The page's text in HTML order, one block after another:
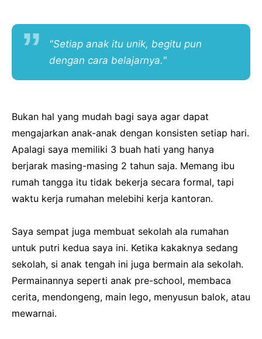
"Setiap anak itu unik, begitu pun
dengan cara belajarnya."
Bukan hal yang mudah bagi saya agar dapat
mengajarkan anak-anak dengan konsisten setiap hari.
Apalagi saya memiliki 3 buah hati yang hanya
berjarak masing-masing 2 tahun saja. Memang ibu
rumah tangga itu tidak bekerja secara formal, tapi
waktu kerja rumahan melebihi kerja kantoran.
Saya sempat juga membuat sekolah ala rumahan
untuk putri kedua saya ini. Ketika kakaknya sedang
sekolah, si anak tengah ini juga bermain ala sekolah.
Permainannya seperti anak pre-school, membaca
cerita, mendongeng, main lego, menyusun balok, atau
mewarnai.